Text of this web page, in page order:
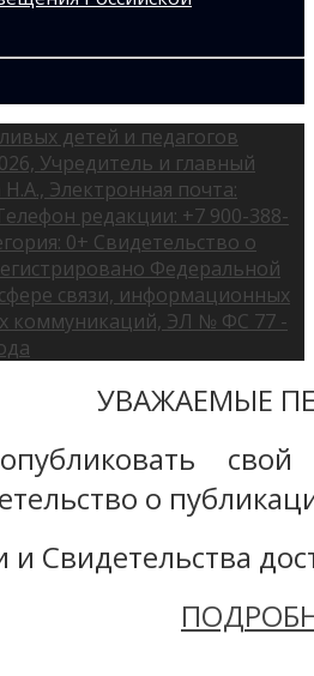
детей и педагогов
Учредитель и главный
Электронная почта:
редакции: +7 900-388-
0+ Свидетельство о
Федеральной
связи, информационных
коммуникаций, ЭЛ № ФС 77 -
УВАЖАЕМЫЕ
о
и Свидетельства